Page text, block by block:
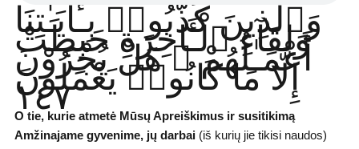
وَٱلَّذِينَ كَذَّبُوا۟ بِـَٔايَـٰتِنَا
وَلِقَآءِ ٱلْـَٔاخِرَةِ حَبِطَتْ
أَعْمَـٰلُهُمْ ۚ هَلْ يُجْزَوْنَ
إِلَّا مَا كَانُوا۟ يَعْمَلُونَ
١٤٧
O tie, kurie atmetė Mūsų Apreiškimus ir susitikimą
Amžinajame gyvenime, jų darbai(iš kurių jie tikisi naudos)